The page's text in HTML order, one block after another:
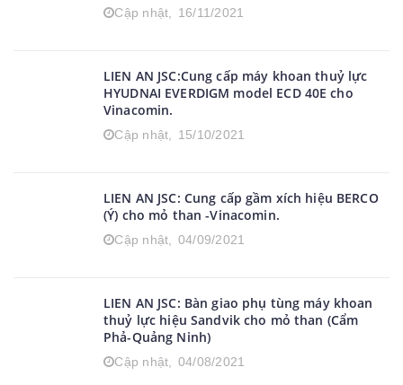
Cập nhật, 16/11/2021
LIEN AN JSC:Cung cấp máy khoan thuỷ lực
HYUDNAI EVERDIGM model ECD 40E cho
Vinacomin.
Cập nhật, 15/10/2021
LIEN AN JSC: Cung cấp gầm xích hiệu BERCO
(Ý) cho mỏ than -Vinacomin.
Cập nhật, 04/09/2021
LIEN AN JSC: Bàn giao phụ tùng máy khoan
thuỷ lực hiệu Sandvik cho mỏ than (Cẩm
Phả-Quảng Ninh)
Cập nhật, 04/08/2021